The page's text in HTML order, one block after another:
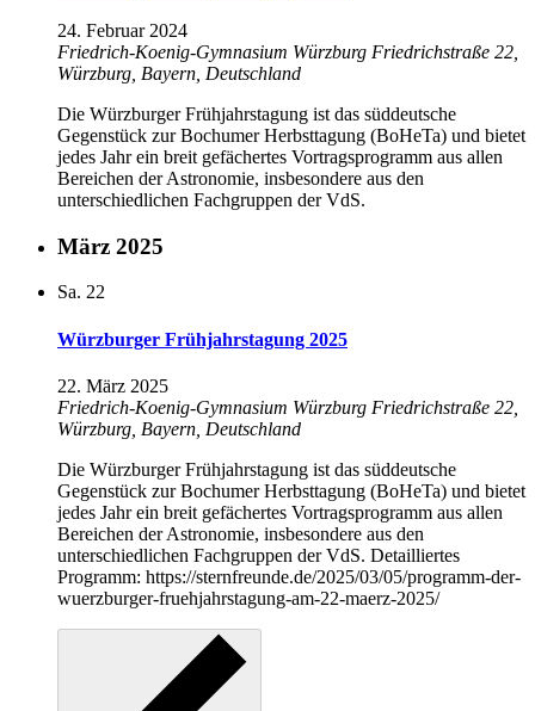
24. Februar 2024
Friedrich-Koenig-Gymnasium Würzburg Friedrichstraße 22,
Würzburg, Bayern, Deutschland
Die Würzburger Frühjahrstagung ist das süddeutsche
Gegenstück zur Bochumer Herbsttagung (BoHeTa) und bietet
jedes Jahr ein breit gefächertes Vortragsprogramm aus allen
Bereichen der Astronomie, insbesondere aus den
unterschiedlichen Fachgruppen der VdS.
März 2025
Sa. 22
Würzburger Frühjahrstagung 2025
22. März 2025
Friedrich-Koenig-Gymnasium Würzburg Friedrichstraße 22,
Würzburg, Bayern, Deutschland
Die Würzburger Frühjahrstagung ist das süddeutsche
Gegenstück zur Bochumer Herbsttagung (BoHeTa) und bietet
jedes Jahr ein breit gefächertes Vortragsprogramm aus allen
Bereichen der Astronomie, insbesondere aus den
unterschiedlichen Fachgruppen der VdS. Detailliertes
Programm: https://sternfreunde.de/2025/03/05/programm-der-
wuerzburger-fruehjahrstagung-am-22-maerz-2025/